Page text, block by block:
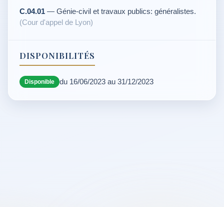
C.04.01 — Génie-civil et travaux publics: généralistes.
(Cour d'appel de Lyon)
DISPONIBILITÉS
Disponible du 16/06/2023 au 31/12/2023